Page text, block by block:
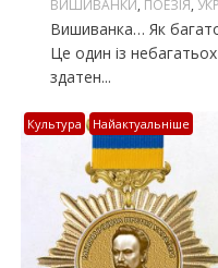
ВИШИВАНКИ, ПОЕЗІЯ,
Вишиванка… Як
Це один із
здатен...
Культура Найактуальніше